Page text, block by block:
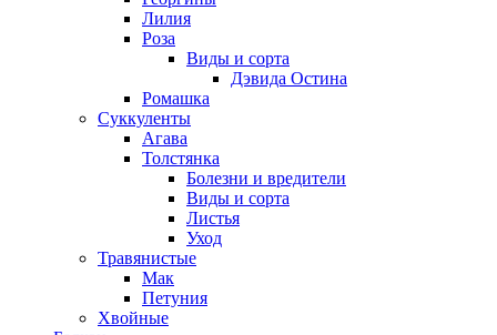
Лилия
Роза
Виды и сорта
Дэвида Остина
Ромашка
Суккуленты
Агава
Толстянка
Болезни и вредители
Виды и сорта
Листья
Уход
Травянистые
Мак
Петуния
Хвойные